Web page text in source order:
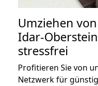
Umziehen von
Idar-Oberstein
stressfrei
Profitieren Sie von
Netzwerk für